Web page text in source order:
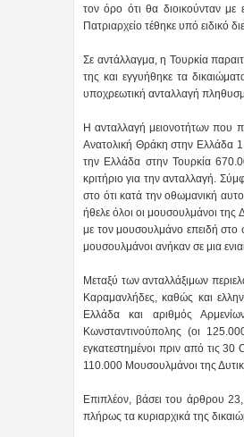
τον όρο ότι θα διοικούνταν με
Πατριαρχείο τέθηκε υπό ειδικό
Σε αντάλλαγμα, η Τουρκία
της και εγγυήθηκε τα
υποχρεωτική ανταλλαγή
Η ανταλλαγή μειονοτήτων που
Ανατολική Θράκη στην Ελλάδα
την Ελλάδα στην Τουρκία
κριτήριο για την ανταλλαγή.
στο ότι κατά την οθωμανική
ήθελε όλοι οι μουσουλμάνοι
με τον μουσουλμάνο επειδή στο
μουσουλμάνοι ανήκαν σε μια
Μεταξύ των ανταλλάξιμων
Καραμανλήδες, καθώς και
Ελλάδα και αριθμός
Κωνσταντινούπολης (οι
εγκατεστημένοι πριν από τις
110.000 Μουσουλμάνοι της
Επιπλέον, βάσει του άρθρου
πλήρως τα κυριαρχικά της